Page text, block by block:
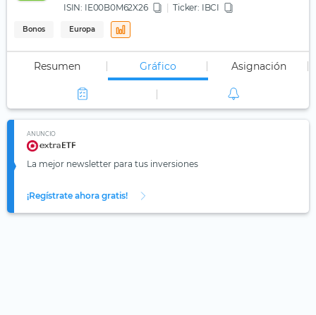
ISIN: IE00B0M62X26 Ticker: IBCI
Bonos Europa
Resumen Gráfico Asignación
ANUNCIO
La mejor newsletter para tus inversiones
¡Regístrate ahora gratis!